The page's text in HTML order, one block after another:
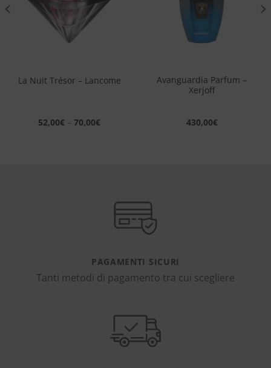
La Nuit Trésor – Lancome
52,00€ – 70,00€
Avanguardia Parfum –
Xerjoff
430,00€
PAGAMENTI SICURI
Tanti metodi di pagamento tra cui scegliere